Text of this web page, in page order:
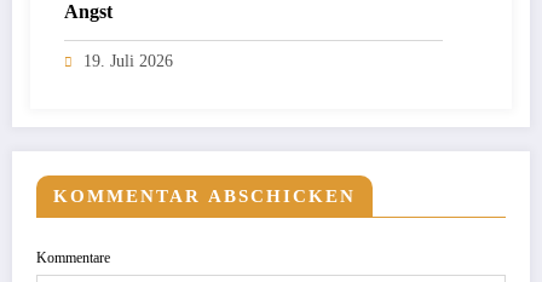
Angst
19. Juli 2026
KOMMENTAR ABSCHICKEN
Kommentare